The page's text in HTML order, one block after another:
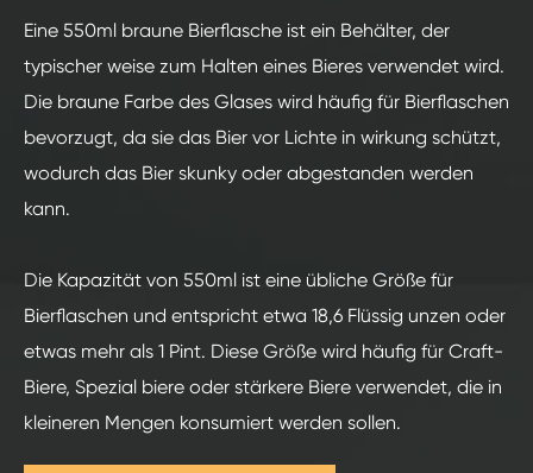
Eine 550ml braune Bierflasche ist ein Behälter, der
typischer weise zum Halten eines Bieres verwendet wird.
Die braune Farbe des Glases wird häufig für Bierflaschen
bevorzugt, da sie das Bier vor Lichte in wirkung schützt,
wodurch das Bier skunky oder abgestanden werden
kann.
Die Kapazität von 550ml ist eine übliche Größe für
Bierflaschen und entspricht etwa 18,6 Flüssig unzen oder
etwas mehr als 1 Pint. Diese Größe wird häufig für Craft-
Biere, Spezial biere oder stärkere Biere verwendet, die in
kleineren Mengen konsumiert werden sollen.